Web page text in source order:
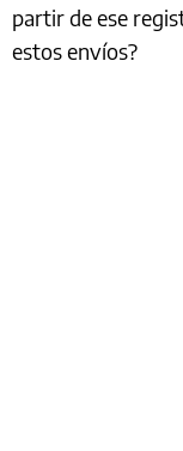
partir de ese
estos envíos?